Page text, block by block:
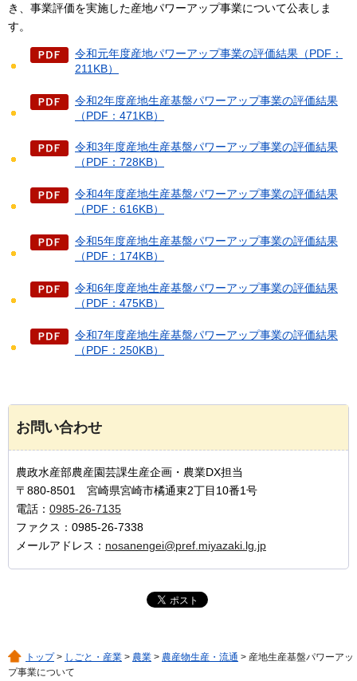
き、事業評価を実施した産地パワーアップ事業について公表しま
す。
令和元年度産地パワーアップ事業の評価結果（PDF：
211KB）
令和2年度産地生産基盤パワーアップ事業の評価結果
（PDF：471KB）
令和3年度産地生産基盤パワーアップ事業の評価結果
（PDF：728KB）
令和4年度産地生産基盤パワーアップ事業の評価結果
（PDF：616KB）
令和5年度産地生産基盤パワーアップ事業の評価結果
（PDF：174KB）
令和6年度産地生産基盤パワーアップ事業の評価結果
（PDF：475KB）
令和7年度産地生産基盤パワーアップ事業の評価結果
（PDF：250KB）
お問い合わせ
農政水産部農産園芸課生産企画・農業DX担当
〒880-8501 宮崎県宮崎市橘通東2丁目10番1号
電話： 0985-26-7135
ファクス：0985-26-7338
メールアドレス： nosanengei@pref.miyazaki.lg.jp
トップ> しごと・産業 > 農業 > 農産物生産・流通 > 産地生産基盤パワーアッ
プ事業について